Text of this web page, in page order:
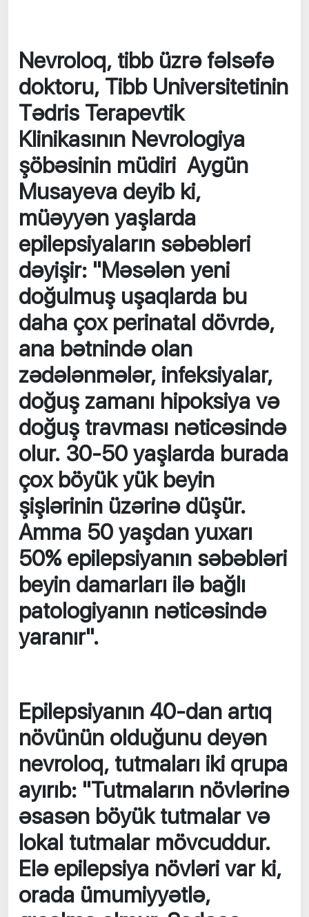
Nevroloq, tibb üzrə fəlsəfə
doktoru, Tibb Universitetinin
Tədris Terapevtik
Klinikasının Nevrologiya
şöbəsinin müdiri Aygün
Musayeva deyib ki,
müəyyən yaşlarda
epilepsiyaların səbəbləri
dəyişir: "Məsələn yeni
doğulmuş uşaqlarda bu
daha çox perinatal dövrdə,
ana bətnində olan
zədələnmələr, infeksiyalar,
doğuş zamanı hipoksiya və
doğuş travması nəticəsində
olur. 30-50 yaşlarda burada
çox böyük yük beyin
şişlərinin üzərinə düşür.
Amma 50 yaşdan yuxarı
50% epilepsiyanın səbəbləri
beyin damarları ilə bağlı
patologiyanın nəticəsində
yaranır".
Epilepsiyanın 40-dan artıq
növünün olduğunu deyən
nevroloq, tutmaları iki qrupa
ayırıb: "Tutmaların növlərinə
əsasən böyük tutmalar və
lokal tutmalar mövcuddur.
Elə epilepsiya növləri var ki,
orada ümumiyyətlə,